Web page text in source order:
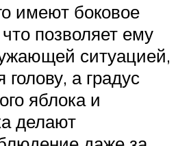
имеют боковое
позволяет ему
ситуацией,
а градус
яблока и
делают